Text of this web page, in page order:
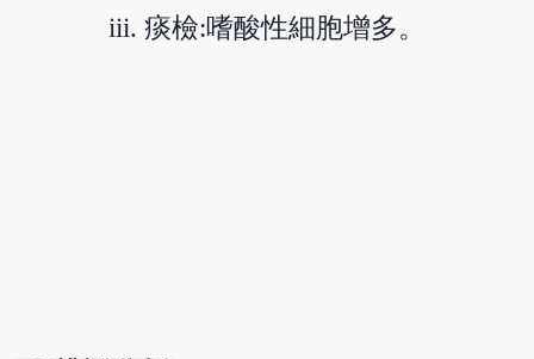
痰檢:嗜酸性細胞增多。